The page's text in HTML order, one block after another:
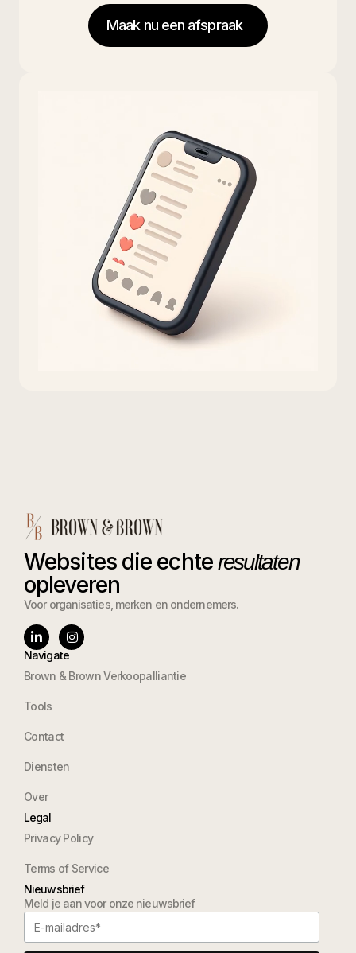
Maak nu een afspraak
Websites die echteresultaten
opleveren
Voor organisaties, merken en ondernemers.
Navigate
Brown & Brown Verkoopalliantie
Tools
Contact
Diensten
Over
Legal
Privacy Policy
Terms of Service
Nieuwsbrief
Meld je aan voor onze nieuwsbrief